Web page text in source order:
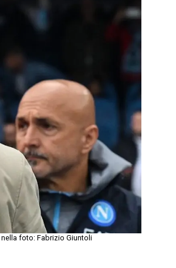
foto: Fabrizio Giuntoli